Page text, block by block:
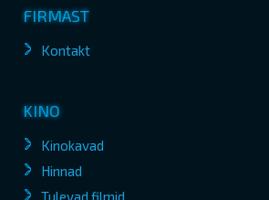
FIRMAST
Kontakt
KINO
Kinokavad
Hinnad
Tulevad filmid